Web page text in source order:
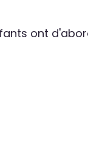
ont